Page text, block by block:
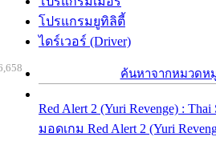
โปรแกรมยูทิลิตี้
ไดร์เวอร์ (Driver)
ค้นหาจากหมวดห
Red Alert 2 (Yuri Revenge) : Thai
มอดเกม Red Alert 2 (Yuri